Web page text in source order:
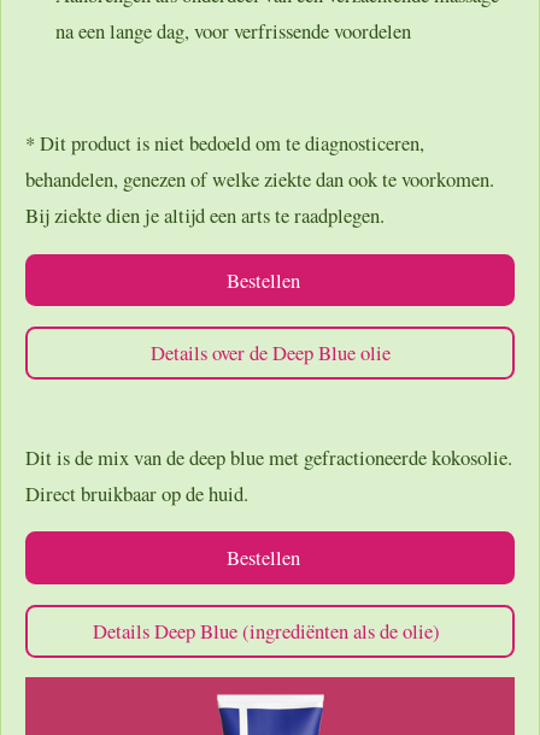
na een lange dag, voor verfrissende voordelen
* Dit product is niet bedoeld om te diagnosticeren,
behandelen, genezen of welke ziekte dan ook te voorkomen.
Bij ziekte dien je altijd een arts te raadplegen.
Bestellen
Details over de Deep Blue olie
Dit is de mix van de deep blue met gefractioneerde kokosolie.
Direct bruikbaar op de huid.
Bestellen
Details Deep Blue (ingrediënten als de olie)